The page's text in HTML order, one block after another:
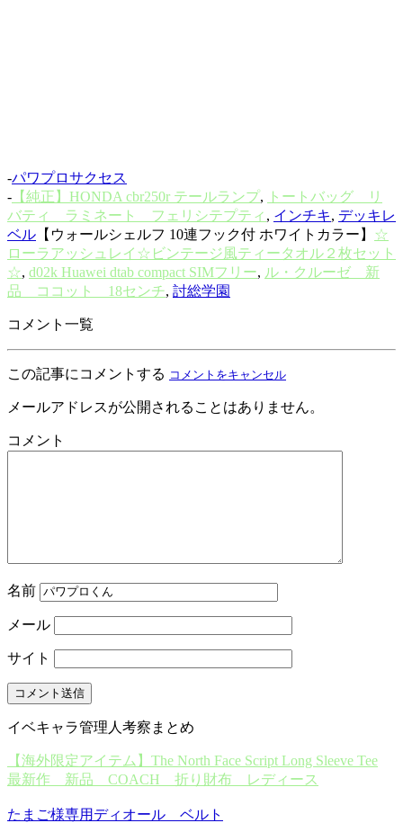
-パワプロサクセス
- 【純正】HONDA cbr250r テールランプ,
トートバッグ リ
バティ ラミネート フェリシテプティ , インチキ, デッキレ
ベル 【ウォールシェルフ 10連フック付 ホワイトカラー】 ☆
ローラアッシュレイ☆ビンテージ風ティータオル２枚セット
☆, d02k Huawei dtab compact SIMフリー, ル・クルーゼ 新
品 ココット 18センチ, 討総学園
コメント一覧
この記事にコメントする コメントをキャンセル
メールアドレスが公開されることはありません。
コメント
名前
メール
サイト
イベキャラ管理人考察まとめ
【海外限定アイテム】The North Face Script Long Sleeve Tee
最新作 新品 COACH 折り財布 レディース
たまご様専用ディオール ベルト